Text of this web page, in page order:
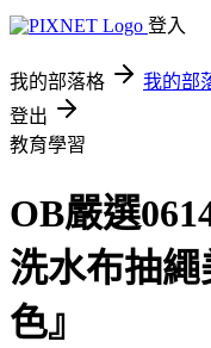
登入
我的部落格 我的部
登出
教育學習
OB嚴選
洗水布抽
色』